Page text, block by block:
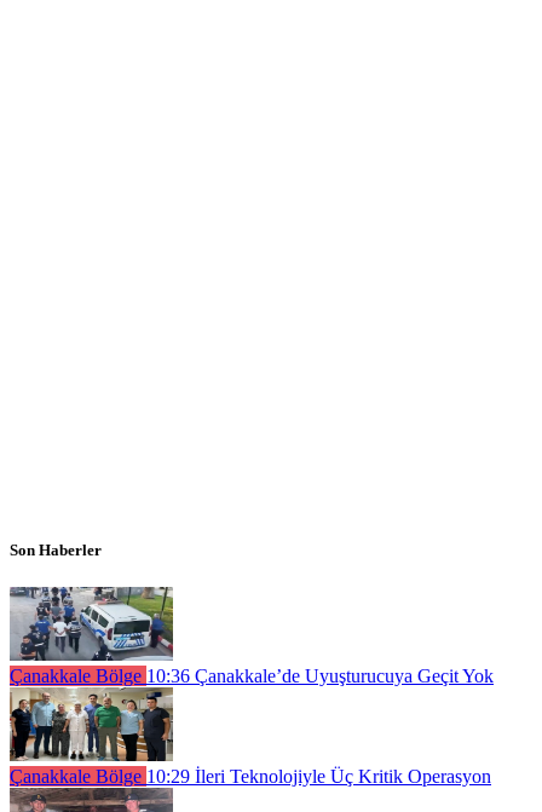
Son Haberler
Çanakkale Bölge 10:36 Çanakkale’de Uyuşturucuya Geçit Yok
Çanakkale Bölge 10:29 İleri Teknolojiyle Üç Kritik Operasyon